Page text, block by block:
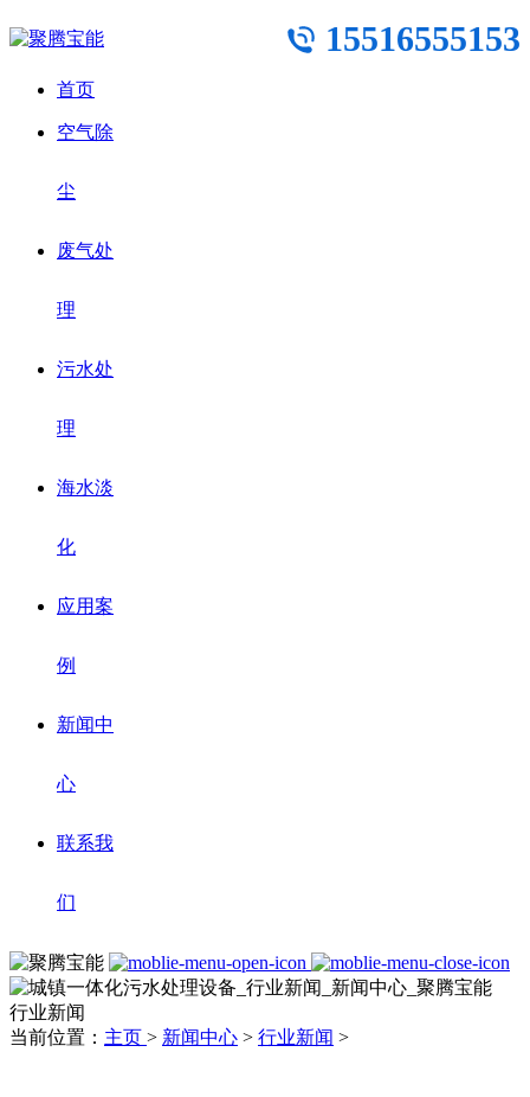
15516555153
首页
空气除
尘
废气处
理
污水处
理
海水淡
化
应用案
例
新闻中
心
联系我
们
行业新闻
当前位置： 主页 > 新闻中心 > 行业新闻 >